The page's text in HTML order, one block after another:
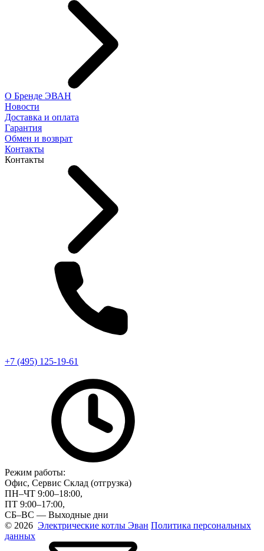
О Бренде ЭВАН
Новости
Доставка и оплата
Гарантия
Обмен и возврат
Контакты
Контакты
+7 (495) 125-19-61
Режим работы:
Офис, Сервис Склад (отгрузка)
ПН–ЧТ 9:00–18:00,
ПТ 9:00–17:00,
СБ–ВС — Выходные дни
© 2026 Электрические котлы Эван Политика персональных
данных